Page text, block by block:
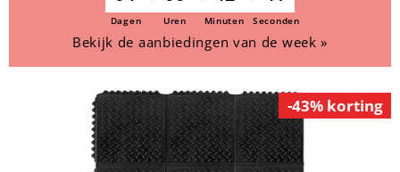
Dagen Uren Minuten Seconden
Bekijk de aanbiedingen van de week »
-43% korting